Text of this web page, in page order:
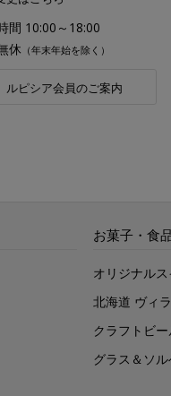
間 10:00～18:00
休 （年末年始を除く）
ルピシア会員のご案内
お菓子・食
オリジナル
北海道 ヴィ
クラフトビ
グラス＆ソ